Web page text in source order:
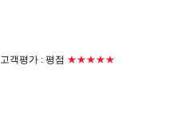
고객평가 : 평점 ★★★★★